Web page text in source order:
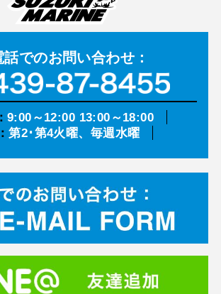
話でのお問い合わせ：
9:00～12:00 13:00～18:00
第2･第4火曜、毎週水曜